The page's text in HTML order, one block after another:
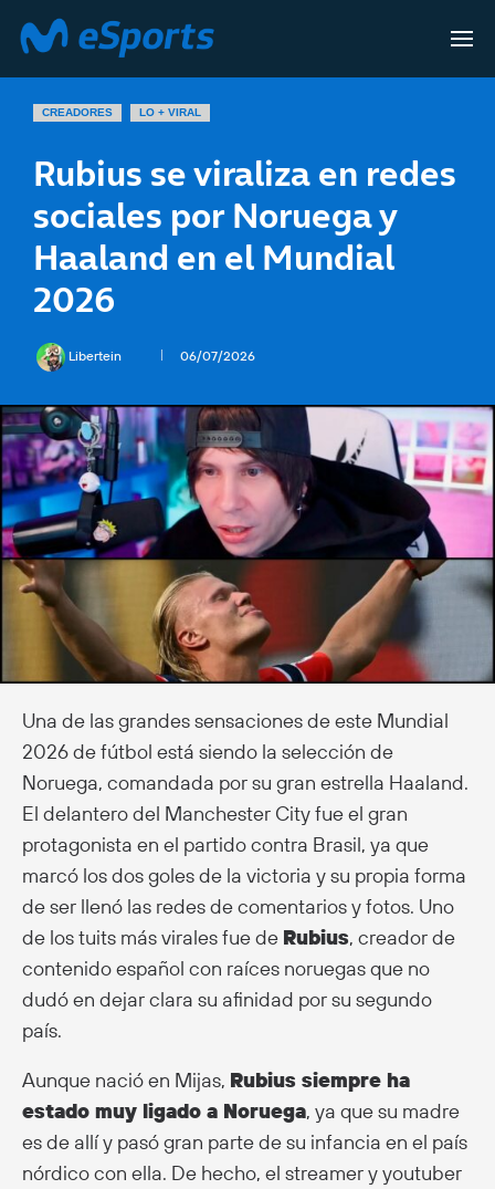
CREADORES LO + VIRAL
Rubius se viraliza en redes
sociales por Noruega y
Haaland en el Mundial
2026
Libertein 06/07/2026
Una de las grandes sensaciones de este Mundial
2026 de fútbol está siendo la selección de
Noruega, comandada por su gran estrella Haaland.
El delantero del Manchester City fue el gran
protagonista en el partido contra Brasil, ya que
marcó los dos goles de la victoria y su propia forma
de ser llenó las redes de comentarios y fotos. Uno
de los tuits más virales fue de Rubius, creador de
contenido español con raíces noruegas que no
dudó en dejar clara su afinidad por su segundo
país.
Aunque nació en Mijas, Rubius siempre ha
estado muy ligado a Noruega, ya que su madre
es de allí y pasó gran parte de su infancia en el país
nórdico con ella. De hecho, el streamer y youtuber